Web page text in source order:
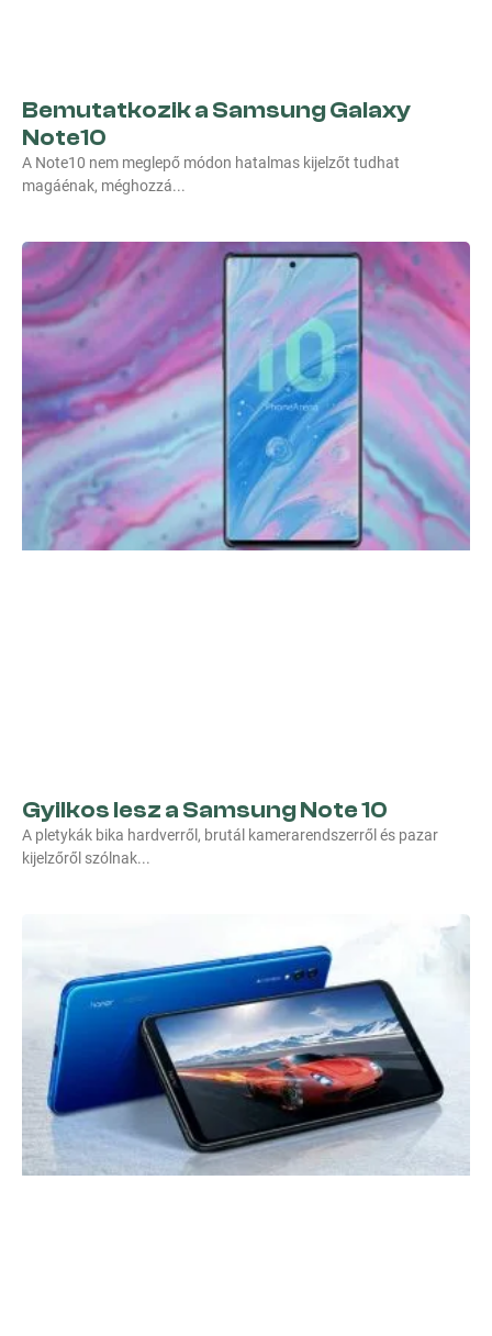
Bemutatkozik a Samsung Galaxy
Note10
A Note10 nem meglepő módon hatalmas kijelzőt tudhat
magáénak, méghozzá
Gyilkos lesz a Samsung Note 10
A pletykák bika hardverről, brutál kamerarendszerről és pazar
kijelzőről szólnak